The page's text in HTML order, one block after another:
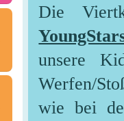
Die
unsere
Werfen/
wie bei